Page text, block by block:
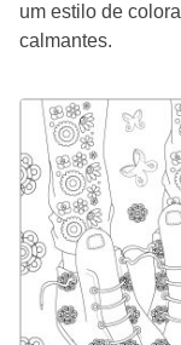
um estilo de
calmantes.